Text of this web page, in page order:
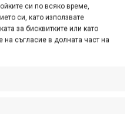
си по всяко време,
си, като използвате
за бисквитките или като
на съгласие в долната част на